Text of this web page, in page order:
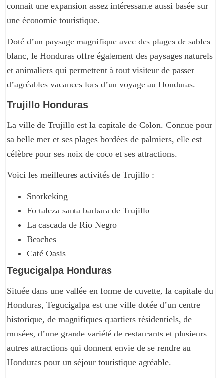
connait une expansion assez intéressante aussi basée sur
une économie touristique.
Doté d’un paysage magnifique avec des plages de sables
blanc, le Honduras offre également des paysages naturels
et animaliers qui permettent à tout visiteur de passer
d’agréables vacances lors d’un voyage au Honduras.
Trujillo Honduras
La ville de Trujillo est la capitale de Colon. Connue pour
sa belle mer et ses plages bordées de palmiers, elle est
célèbre pour ses noix de coco et ses attractions.
Voici les meilleures activités de Trujillo :
Snorkeking
Fortaleza santa barbara de Trujillo
La cascada de Rio Negro
Beaches
Café Oasis
Tegucigalpa Honduras
Située dans une vallée en forme de cuvette, la capitale du
Honduras, Tegucigalpa est une ville dotée d’un centre
historique, de magnifiques quartiers résidentiels, de
musées, d’une grande variété de restaurants et plusieurs
autres attractions qui donnent envie de se rendre au
Honduras pour un séjour touristique agréable.